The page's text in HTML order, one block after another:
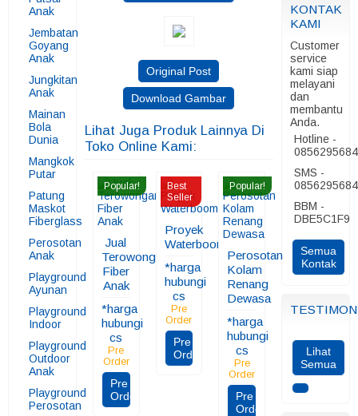
Anak
Jembatan
Goyang
Anak
Jungkitan
Anak
Mainan
Bola
Dunia
Mangkok
Putar
Patung
Maskot
Fiberglass
Perosotan
Anak
Playground
Ayunan
Playground
Indoor
Playground
Outdoor
Anak
Playground
Perosotan
Original Post
Download Gambar
Lihat Juga Produk Lainnya Di
Toko Online Kami:
Popular!
Jual
Terowongan
Fiber
Anak
*harga
hubungi
cs
Pre
Order
Pre
Order
Best
Seller
Proyek
Waterboom
*harga
hubungi
cs
Pre
Order
Pre
Order
Popular!
Perosotan
Kolam
Renang
Dewasa
*harga
hubungi
cs
Pre
Order
Pre
Order
KONTAK
KAMI
Customer
service
kami siap
melayani
dan
membantu
Anda.
Hotline -
SMS -
BBM -
DBE5C1F9
Semua
Kontak
Lihat
Semua